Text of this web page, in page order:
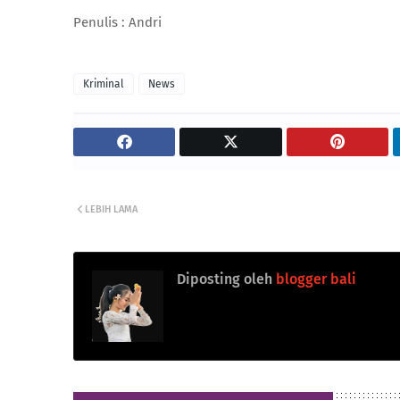
Penulis : Andri
Kriminal News
LEBIH LAMA
Diposting oleh blogger bali